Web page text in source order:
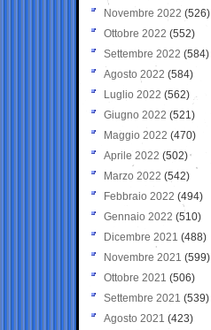
Novembre 2022 (526)
Ottobre 2022 (552)
Settembre 2022 (584)
Agosto 2022 (584)
Luglio 2022 (562)
Giugno 2022 (521)
Maggio 2022 (470)
Aprile 2022 (502)
Marzo 2022 (542)
Febbraio 2022 (494)
Gennaio 2022 (510)
Dicembre 2021 (488)
Novembre 2021 (599)
Ottobre 2021 (506)
Settembre 2021 (539)
Agosto 2021 (423)